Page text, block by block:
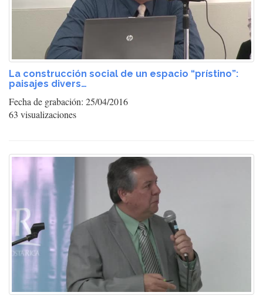
La construcción social de un espacio “prístino”:
paisajes divers…
Fecha de grabación: 25/04/2016
63 visualizaciones